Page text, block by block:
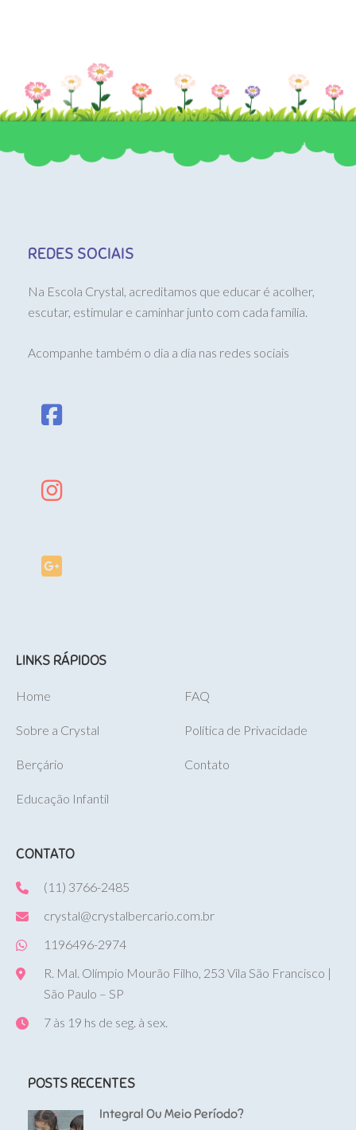
REDES SOCIAIS
Na Escola Crystal, acreditamos que educar é acolher,
escutar, estimular e caminhar junto com cada família.
Acompanhe também o dia a dia nas redes sociais
LINKS RÁPIDOS
Home
Sobre a Crystal
Berçário
Educação Infantil
FAQ
Política de Privacidade
Contato
CONTATO
(11) 3766-2485
crystal@crystalbercario.com.br
1196496-2974
R. Mal. Olímpio Mourão Filho, 253 Vila São Francisco |
São Paulo – SP
7 às 19 hs de seg. à sex.
POSTS RECENTES
Integral Ou Meio Período?